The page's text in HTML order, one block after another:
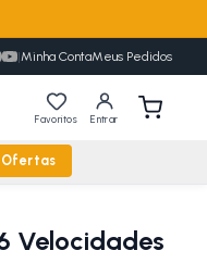
|Minha ContaMeus Pedidos
Favoritos Entrar
Ofertas
Velocidades